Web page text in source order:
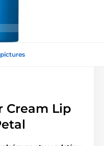
Cream Lip